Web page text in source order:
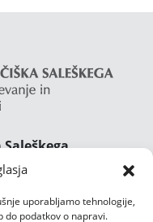
uporabljamo tehnologije,
do podatkov o napravi.
Boska ° Majcnov